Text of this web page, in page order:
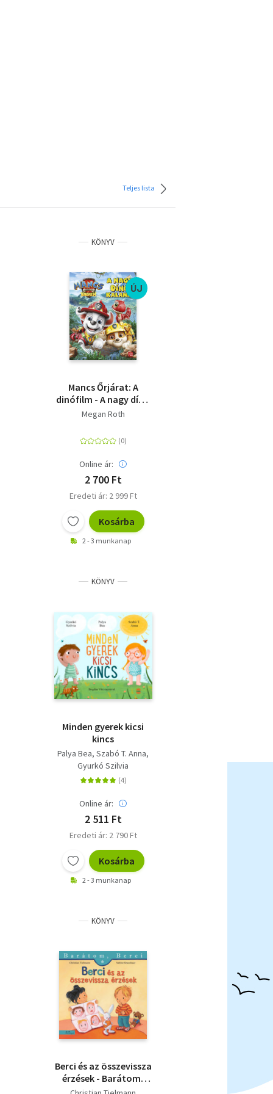
Teljes lista
KÖNYV
ÚJ
Mancs Őrjárat: A
dinófilm - A nagy dínó
kaland - Mesekönyv a
Megan Roth
Online ár:
2 700 Ft
Eredeti ár: 2 999 Ft
Kosárba
2 - 3 munkanap
KÖNYV
Minden gyerek kicsi
kincs
Palya Bea Szabó T. Anna
Gyurkó Szilvia
Online ár:
2 511 Ft
Eredeti ár: 2 790 Ft
Kosárba
2 - 3 munkanap
KÖNYV
Berci és az összevissza
érzések - Barátom,
Berci 29.